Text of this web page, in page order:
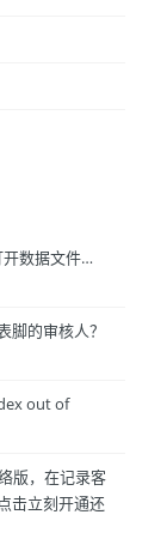
开数据文件…
脚的审核人？
out of
版，在记录客
击立刻开通还